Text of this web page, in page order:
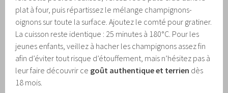
plat à four, puis répartissez le mélange champignons-
oignons sur toute la surface. Ajoutez le comté pour gratiner.
La cuisson reste identique : 25 minutes à 180°C. Pour les
jeunes enfants, veillez à hacher les champignons assez fin
afin d’éviter tout risque d’étouffement, mais n’hésitez pas à
leur faire découvrir ce goût authentique et terrien dès
18 mois.